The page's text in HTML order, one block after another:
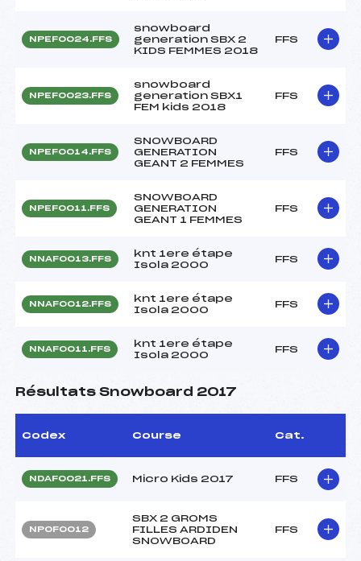
NPEF0024.FFS
snowboard
generation SBX 2
KIDS FEMMES 2018
FFS
NPEF0023.FFS
snowboard
generation SBX1
FEM kids 2018
FFS
NPEF0014.FFS
SNOWBOARD
GENERATION
GEANT 2 FEMMES
FFS
NPEF0011.FFS
SNOWBOARD
GENERATION
GEANT 1 FEMMES
FFS
NNAF0013.FFS
knt 1ere étape
Isola 2000
FFS
NNAF0012.FFS
knt 1ere étape
Isola 2000
FFS
NNAF0011.FFS
knt 1ere étape
Isola 2000
FFS
Résultats Snowboard 2017
Codex Course Cat.
NDAF0021.FFS Micro Kids 2017 FFS
NPOF0012
SBX 2 GROMS
FILLES ARDIDEN
SNOWBOARD
FFS